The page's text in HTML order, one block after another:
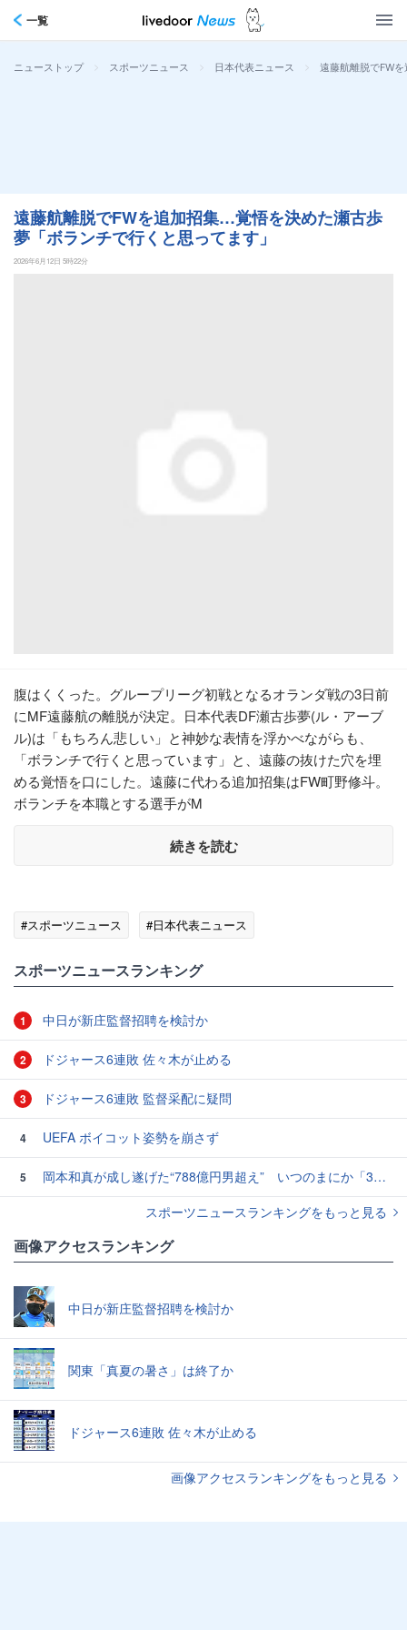
一覧
ニューストップ > スポーツニュース > 日本代表ニュース > 遠藤航離脱でFW
遠藤航離脱でFWを追加招集…覚悟を決めた瀬古歩
夢「ボランチで行くと思ってます」
2026年6月12日 5時22分
腹はくくった。グループリーグ初戦となるオランダ戦の3日前
にMF遠藤航の離脱が決定。日本代表DF瀬古歩夢(ル・アーブ
ル)は「もちろん悲しい」と神妙な表情を浮かべながらも、
「ボランチで行くと思っています」と、遠藤の抜けた穴を埋
める覚悟を口にした。遠藤に代わる追加招集はFW町野修斗。
ボランチを本職とする選手がM
続きを読む
#スポーツニュース #日本代表ニュース
スポーツニュースランキング
1 中日が新庄監督招聘を検討か
2 ドジャース6連敗 佐々木が止める
3 ドジャース6連敗 監督采配に疑問
4 UEFA ボイコット姿勢を崩さず
5
岡本和真が成し遂げた“788億円男超え” いつのまにか「3位」…見据える球団記録更新
スポーツニュースランキングをもっと見る
画像アクセスランキング
中日が新庄監督招聘を検討か
関東「真夏の暑さ」は終了か
ドジャース6連敗 佐々木が止める
画像アクセスランキングをもっと見る